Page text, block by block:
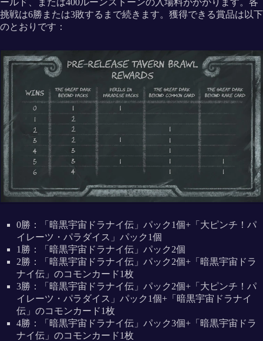
ールド、または400ルーンストーンの入場料がかかります。各
挑戦は6勝または3敗するまで続きます。獲得できる賞品は以下
のとおりです：
0勝：「暗黒宇宙ドラナイ伝」パック1個+「大ピンチ！パ
イレーツ・パラダイス」パック1個
1勝：「暗黒宇宙ドラナイ伝」パック2個
2勝：「暗黒宇宙ドラナイ伝」パック2個+「暗黒宇宙ドラ
ナイ伝」のコモンカード1枚
3勝：「暗黒宇宙ドラナイ伝」パック2個+「大ピンチ！パ
イレーツ・パラダイス」パック1個+「暗黒宇宙ドラナイ
伝」のコモンカード1枚
4勝：「暗黒宇宙ドラナイ伝」パック3個+「暗黒宇宙ドラ
ナイ伝」のコモンカード1枚